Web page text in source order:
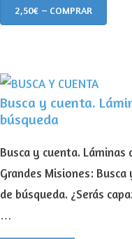
2,50€ – COMPRAR
Busca y cuenta.
búsqueda
Busca y cuenta. Láminas
Grandes Misiones: Busca
de búsqueda. ¿Serás
…